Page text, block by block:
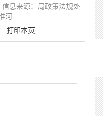
信息来源：局政策法规处
河
打印本页